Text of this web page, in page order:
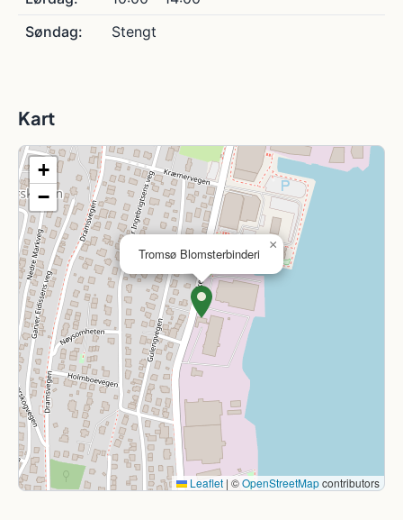
Søndag:
Stengt
Kart
Tromsø Blomsterbinderi
×
+
−
Leaflet | ©OpenStreetMapcontributors